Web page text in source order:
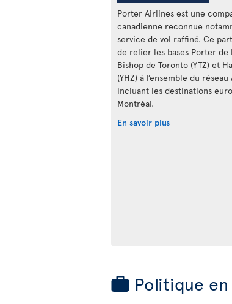
Porter Airlines est une
canadienne reconnue
service de vol raffiné. Ce
de relier les bases Porter
Bishop de Toronto (YTZ) et
(YHZ) à l’ensemble du
incluant les destinations
Montréal.
En savoir plus
Politique